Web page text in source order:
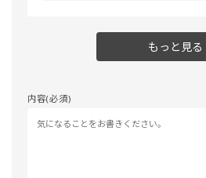
もっと見る
内容(必須)